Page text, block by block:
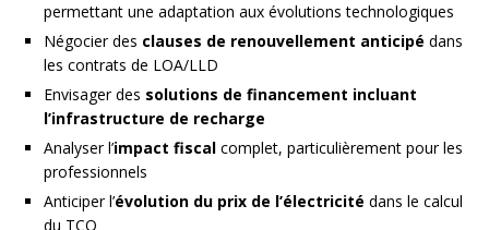
permettant une adaptation aux évolutions technologiques
Négocier des clauses de renouvellement anticipé dans
les contrats de LOA/LLD
Envisager des solutions de financement incluant
l’infrastructure de recharge
Analyser l’impact fiscal complet, particulièrement pour les
professionnels
Anticiper l’évolution du prix de l’électricité dans le calcul
du TCO